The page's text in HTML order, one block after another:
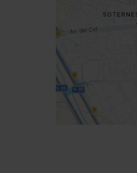
Cómo llegar